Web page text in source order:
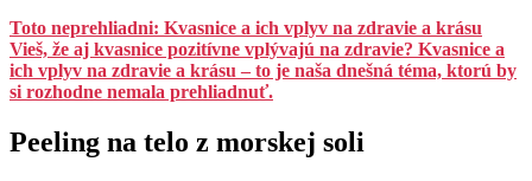
Toto neprehliadni: Kvasnice a ich vplyv na zdravie a krásu
Vieš, že aj kvasnice pozitívne vplývajú na zdravie? Kvasnice a
ich vplyv na zdravie a krásu – to je naša dnešná téma, ktorú by
si rozhodne nemala prehliadnuť.
Peeling na telo z morskej soli